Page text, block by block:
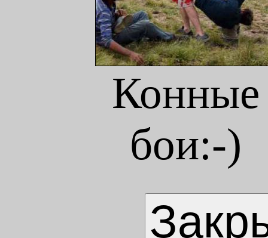
Конные
бои:-)